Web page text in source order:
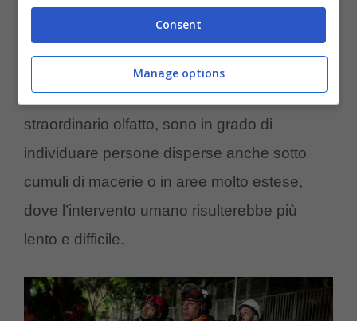
I cani da ricerca e soccorso svolgono un
ruolo fondamentale
emergenza dopo terremoti, frane, valanghe,
esplosioni e altre catastrofi. Grazie al loro
straordinario olfatto, sono in grado di
individuare persone disperse anche sotto
cumuli di macerie o in aree molto estese,
dove l’intervento umano risulterebbe più
lento e difficile.
Consent
Manage options